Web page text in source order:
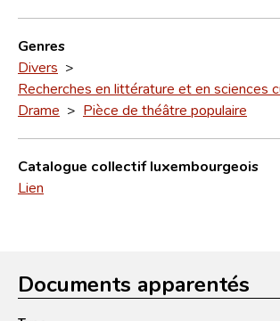
Genres
Divers >
Recherches en littérature et en sciences
Drame > Pièce de théâtre populaire
Catalogue collectif luxembourgeois
Lien
Documents apparentés